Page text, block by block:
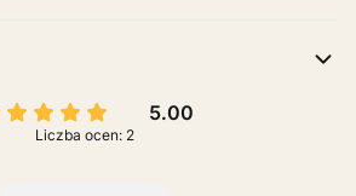
5.00
Liczba ocen: 2